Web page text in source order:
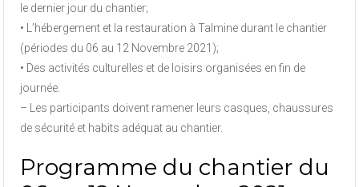
le dernier jour du chantier;
• L’hébergement et la restauration à Talmine durant le chantier
(périodes du 06 au 12 Novembre 2021);
• Des activités culturelles et de loisirs organisées en fin de
journée.
– Les participants doivent ramener leurs casques, chaussures
de sécurité et habits adéquat au chantier.
Programme du chantier du